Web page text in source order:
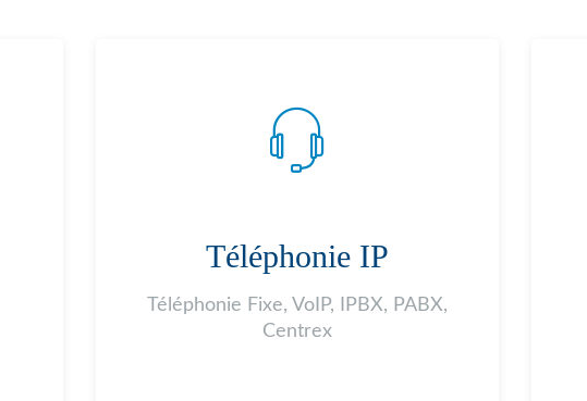
Téléphonie IP
Téléphonie Fixe, VoIP, IPBX, PABX,
Centrex